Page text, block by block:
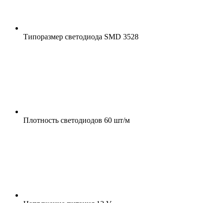
Типоразмер светодиода SMD 3528
Плотность светодиодов 60 шт/м